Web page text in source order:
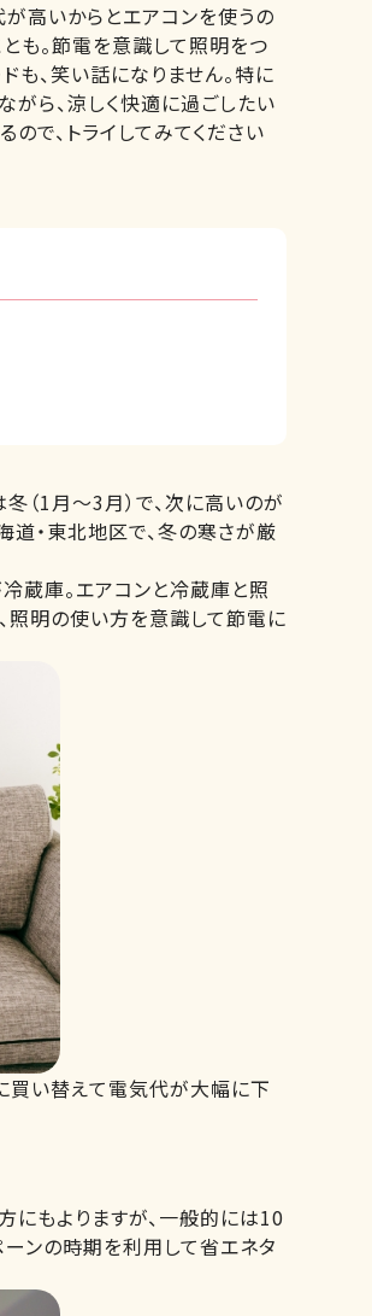
高いからとエアコンを使うの
も。節電を意識して照明をつ
、笑い話になりません。特に
ら、涼しく快適に過ごしたい
で、トライしてみてください
（1月～3月）で、次に高いのが
道・東北地区で、冬の寒さが厳
蔵庫。エアコンと冷蔵庫と照
照明の使い方を意識して節電に
買い替えて電気代が大幅に下
にもよりますが、一般的には10
ンの時期を利用して省エネタ